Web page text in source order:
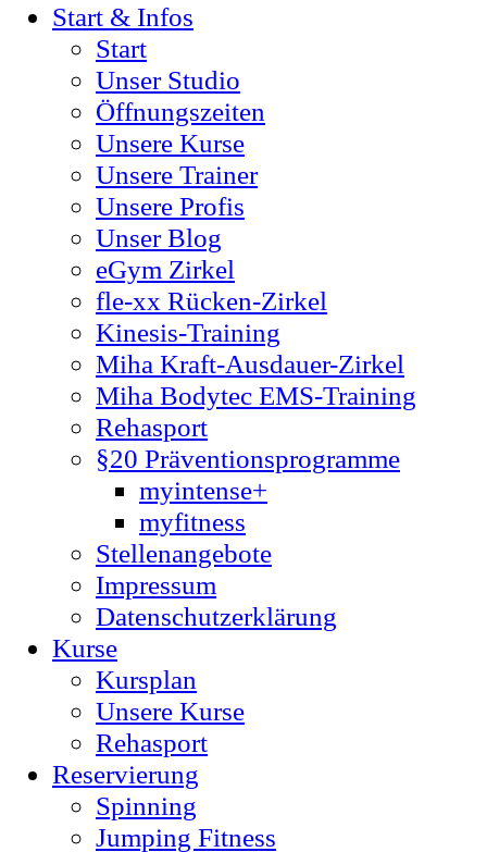
Start & Infos
Start
Unser Studio
Öffnungszeiten
Unsere Kurse
Unsere Trainer
Unsere Profis
Unser Blog
eGym Zirkel
fle-xx Rücken-Zirkel
Kinesis-Training
Miha Kraft-Ausdauer-Zirkel
Miha Bodytec EMS-Training
Rehasport
§20 Präventionsprogramme
myintense+
myfitness
Stellenangebote
Impressum
Datenschutzerklärung
Kurse
Kursplan
Unsere Kurse
Rehasport
Reservierung
Spinning
Jumping Fitness